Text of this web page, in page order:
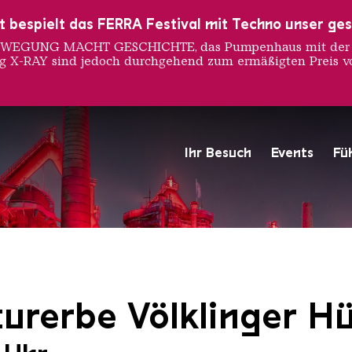
Ihr Besuch Events
Hochofengruppe in Rot
Copyright: Weltkulturerbe
Völklinger
bespielt das FERRA Festival mit Techno unser
MACHT GESCHICHTE, das Pumpenhaus mit
RAY sind jedoch durchgehend zum ermäßigten Preis